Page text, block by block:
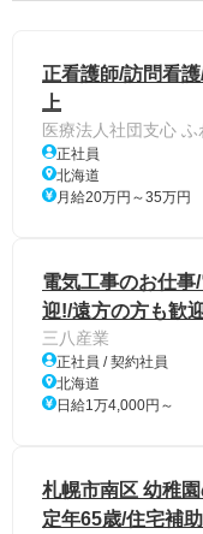
正看護師/訪問看
上
医療法人社団支心
正社員
北海道
月給20万円～35万円
電気工事のお仕事
迎!/遠方の方も歓
三八産業
正社員 / 契約社員
北海道
日給1万4,000円～
札幌市南区 幼稚
定年65歳/住宅補